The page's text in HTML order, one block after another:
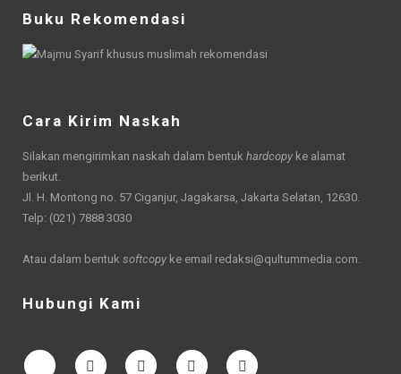
Buku Rekomendasi
Cara Kirim Naskah
Silakan mengirimkan naskah dalam bentuk hardcopy ke alamat
berikut.
Jl. H. Montong no. 57 Ciganjur, Jagakarsa, Jakarta Selatan, 12630.
Telp: (021) 7888 3030
Atau dalam bentuk softcopy ke email redaksi@qultummedia.com.
Hubungi Kami